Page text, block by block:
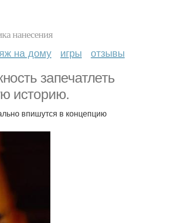
нанесения
на дому игры отзывы
запечатлеть
историю.
впишутся в концепцию